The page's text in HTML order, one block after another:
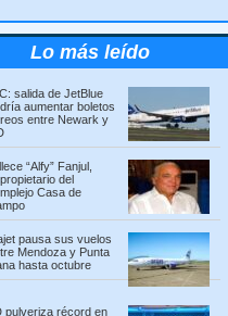
Lo más leído
salida de JetBlue
aumentar boletos
entre Newark y
“Alfy” Fanjul,
del
Casa de
pausa sus vuelos
Mendoza y Punta
hasta octubre
pulveriza récord en